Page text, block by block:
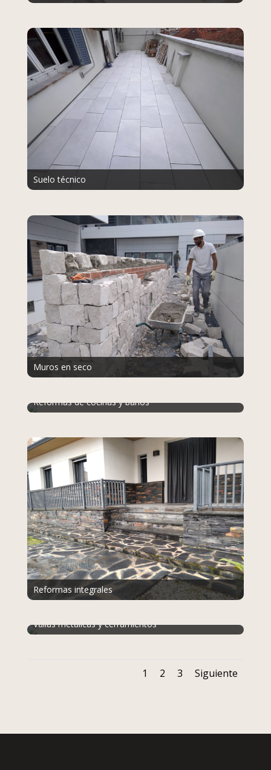
Suelo técnico
Muros en seco
Reformas de cocinas y baños
Reformas integrales
Vallas metálicas y cerramientos
1 2 3 Siguiente